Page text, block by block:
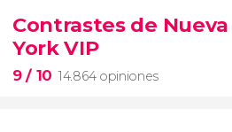
Contrastes de Nueva
York VIP
9/ 10 14.864 opiniones